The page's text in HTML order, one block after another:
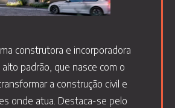
construtora e incorporadora
padrão, que nasce com o
a construção civil e
onde atua. Destaca-se pelo